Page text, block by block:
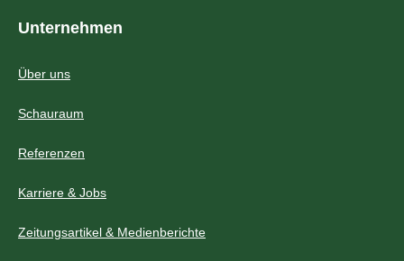
Unternehmen
Über uns
Schauraum
Referenzen
Karriere & Jobs
Zeitungsartikel & Medienberichte